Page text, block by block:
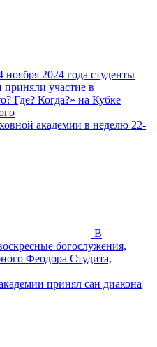
ноября 2024 года студенты
приняли участие в
Где? Когда?» на Кубке
академии в неделю 22-
В
богослужения,
Феодора Студита,
принял сан диакона